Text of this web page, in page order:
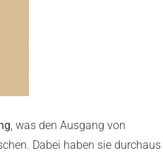
, was den Ausgang von
Dabei haben sie durchaus